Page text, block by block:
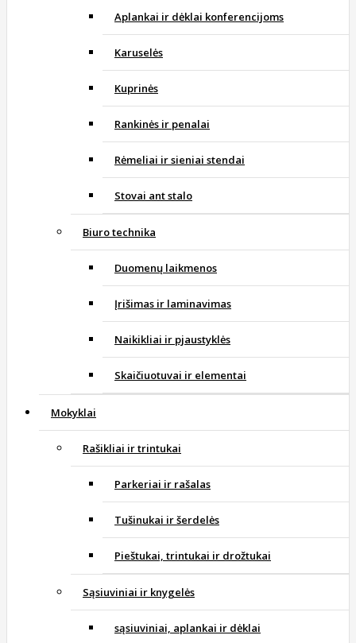
Aplankai ir dėklai konferencijoms
Karuselės
Kuprinės
Rankinės ir penalai
Rėmeliai ir sieniai stendai
Stovai ant stalo
Biuro technika
Duomenų laikmenos
Įrišimas ir laminavimas
Naikikliai ir pjaustyklės
Skaičiuotuvai ir elementai
Mokyklai
Rašikliai ir trintukai
Parkeriai ir rašalas
Tušinukai ir šerdelės
Pieštukai, trintukai ir drožtukai
Sąsiuviniai ir knygelės
sąsiuviniai, aplankai ir dėklai